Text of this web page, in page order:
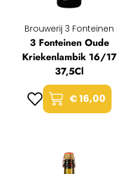
Brouwerij 3 Fonteinen
3 Fonteinen Oude
Kriekenlambik 16/17
37,5Cl
€ 16,00